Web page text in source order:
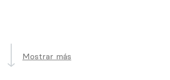
Mostrar más